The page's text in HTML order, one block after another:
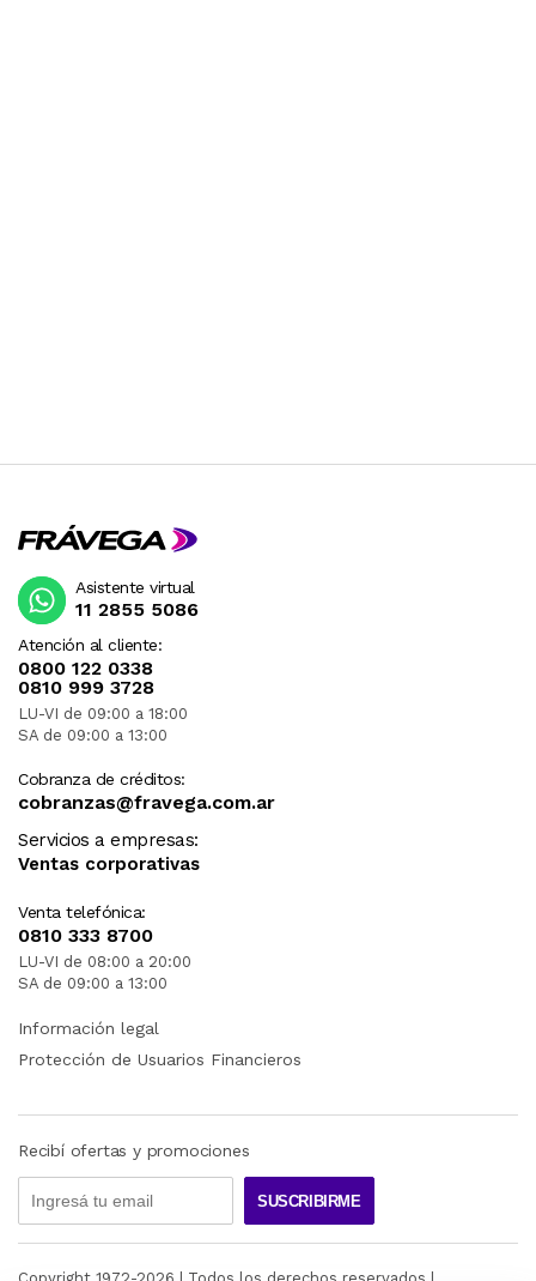
Atención al cliente:
0800 122 0338
0810 999 3728
LU-VI de 09:00 a 18:00
SA de 09:00 a 13:00
Cobranza de créditos:
cobranzas@fravega.com.ar
Servicios a empresas:
Ventas corporativas
Venta telefónica:
0810 333 8700
LU-VI de 08:00 a 20:00
SA de 09:00 a 13:00
Asistente virtual
11 2855 5086
Información legal
Protección de Usuarios Financieros
Recibí ofertas y promociones
SUSCRIBIRME